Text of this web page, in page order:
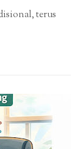
terus